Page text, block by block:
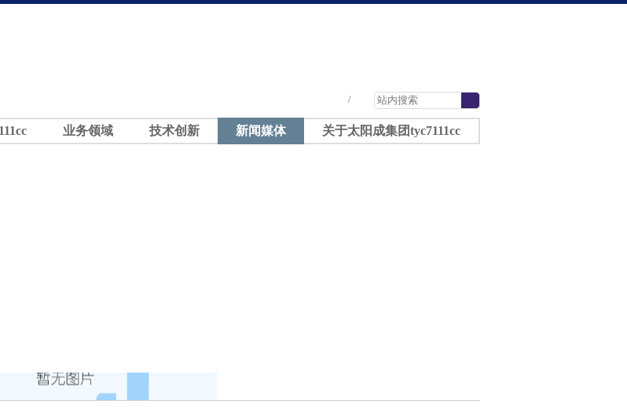
/
业务领域 技术创新 新闻媒体 关于太阳成集团tyc7111cc